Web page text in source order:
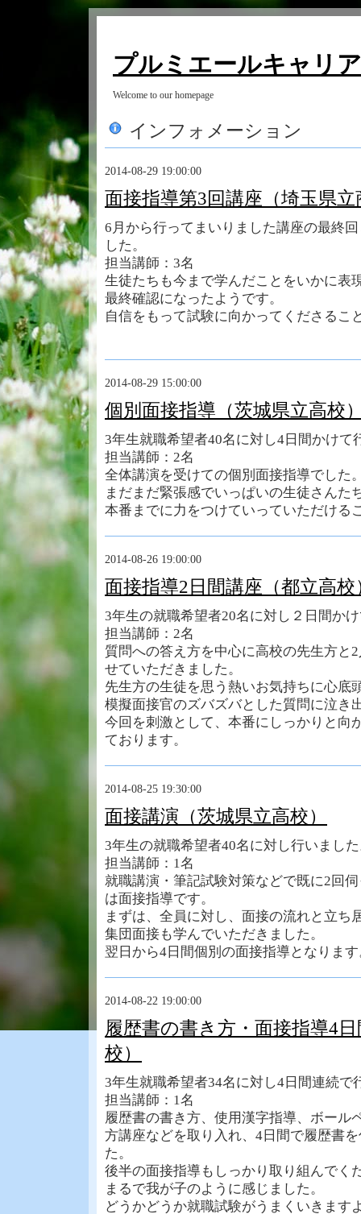
プルミエールキャリア
Welcome to our homepage
インフォメーション
2014-08-29 19:00:00
面接指導第3回講座（埼玉県
6月から行ってまいりました講座の最終
した。
担当講師：3名
生徒たちも今まで学んだことをいかに表
最終確認になったようです。
自信をもって試験に向かってくださるこ
2014-08-29 15:00:00
個別面接指導（茨城県立高校
3年生就職希望者40名に対し4日間かけて
担当講師：2名
全体講演を受けての個別面接指導でした
まだまだ緊張感でいっぱいの生徒さんた
本番までに力をつけていっていただける
2014-08-26 19:00:00
面接指導2日間講座（都立高校
3年生の就職希望者20名に対し２日間か
担当講師：2名
質問への答え方を中心に高校の先生方と
せていただきました。
先生方の生徒を思う熱いお気持ちに心底
模擬面接官のズバズバとした質問に泣き
今回を刺激として、本番にしっかりと向
ております。
2014-08-25 19:30:00
面接講演（茨城県立高校）
3年生の就職希望者40名に対し行いまし
担当講師：1名
就職講演・筆記試験対策などで既に2回
は面接指導です。
まずは、全員に対し、面接の流れと立ち
集団面接も学んでいただきました。
翌日から4日間個別の面接指導となりま
2014-08-22 19:00:00
履歴書の書き方・面接指導4
校）
3年生就職希望者34名に対し4日間連続で
担当講師：1名
履歴書の書き方、使用漢字指導、ボール
方講座などを取り入れ、4日間で履歴書
た。
後半の面接指導もしっかり取り組んでく
まるで我が子のように感じました。
どうかどうか就職試験がうまくいきま